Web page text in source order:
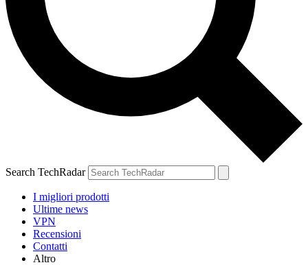
Search TechRadar
I migliori prodotti
Ultime news
VPN
Recensioni
Contatti
Altro